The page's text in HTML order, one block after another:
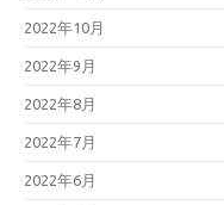
2022年10月
2022年9月
2022年8月
2022年7月
2022年6月